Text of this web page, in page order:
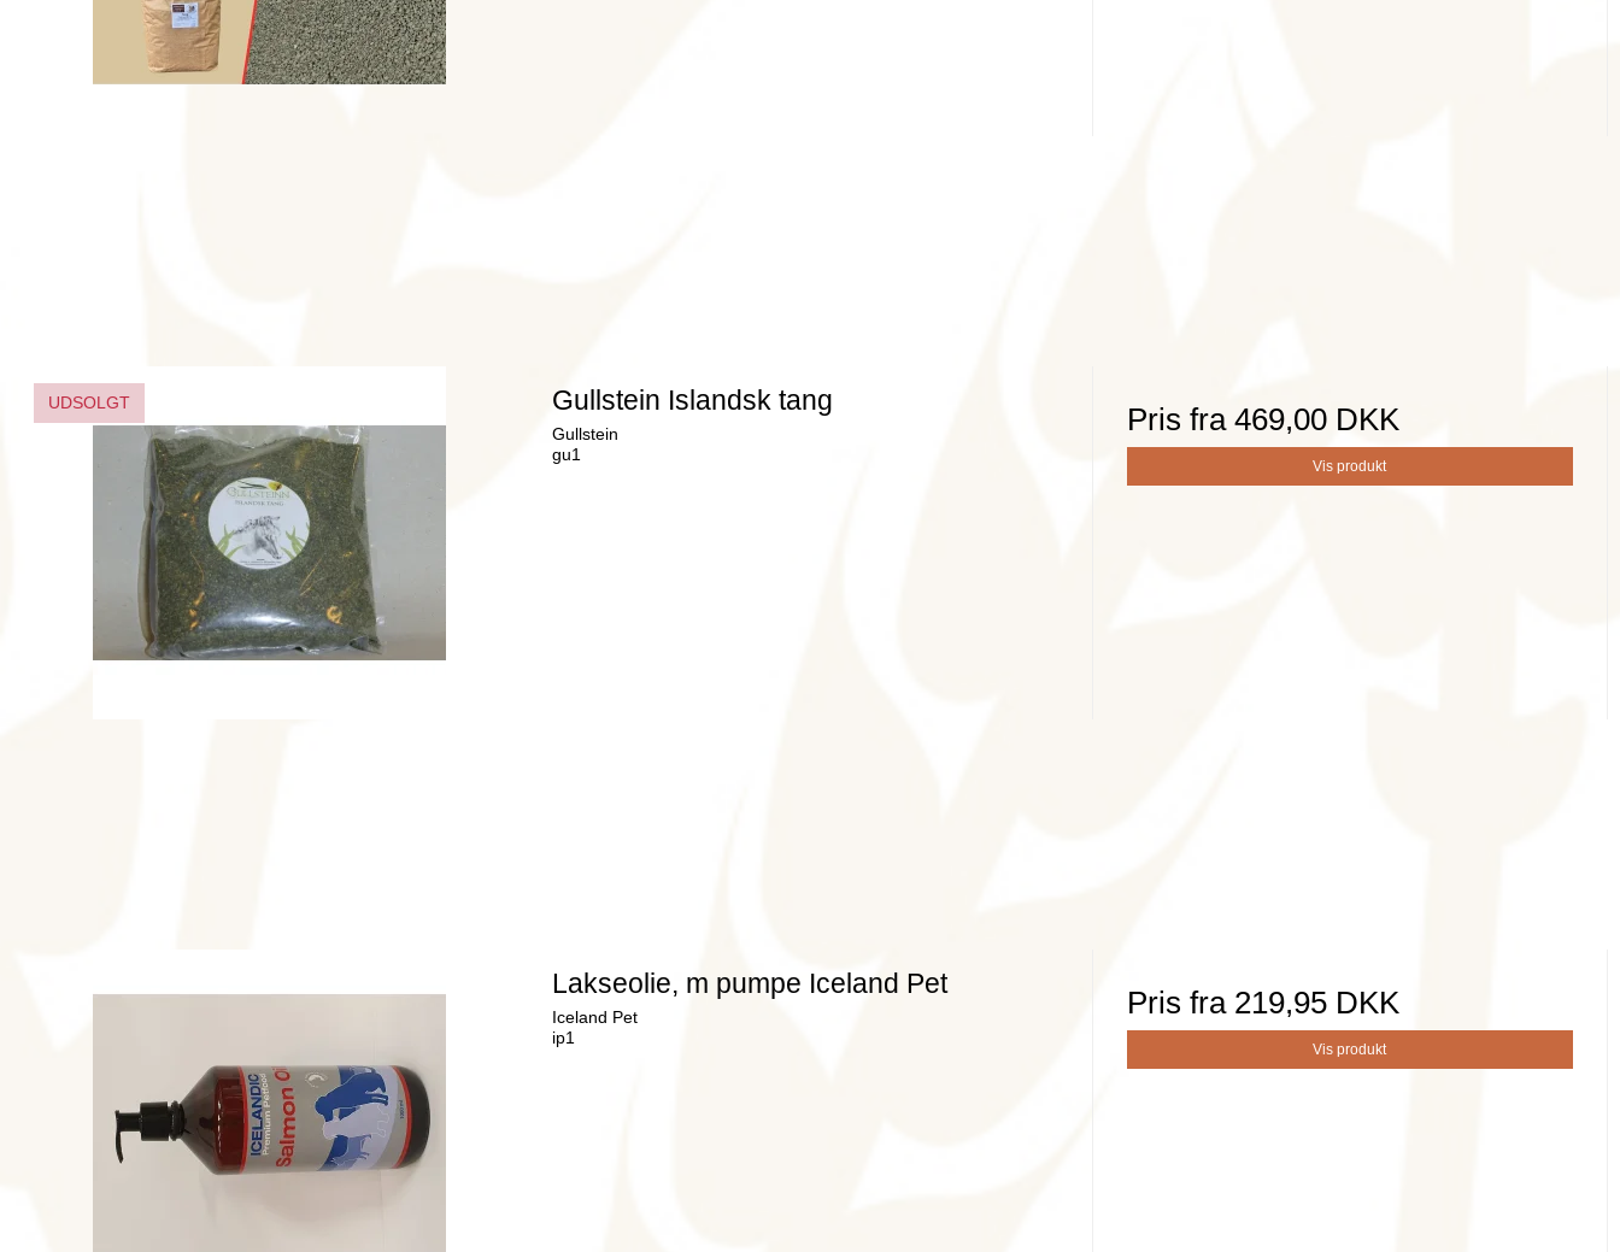
UDSOLGT Gullstein Islandsk tang
Gullstein
gu1
Pris fra 469,00 DKK
Vis produkt
Lakseolie, m pumpe Iceland Pet
Iceland Pet
ip1
Pris fra 219,95 DKK
Vis produkt